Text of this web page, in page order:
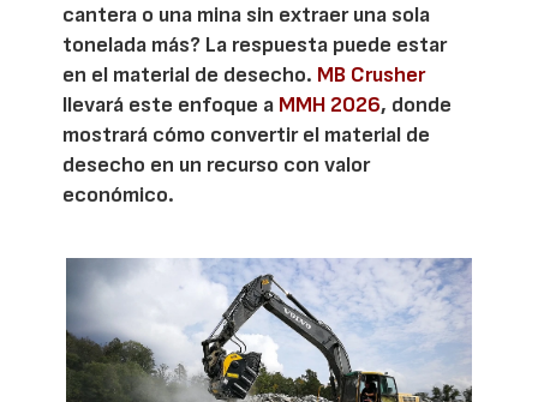
cantera o una mina sin extraer una sola
tonelada más? La respuesta puede estar
en el material de desecho. MB Crusher
llevará este enfoque a MMH 2026, donde
mostrará cómo convertir el material de
desecho en un recurso con valor
económico.